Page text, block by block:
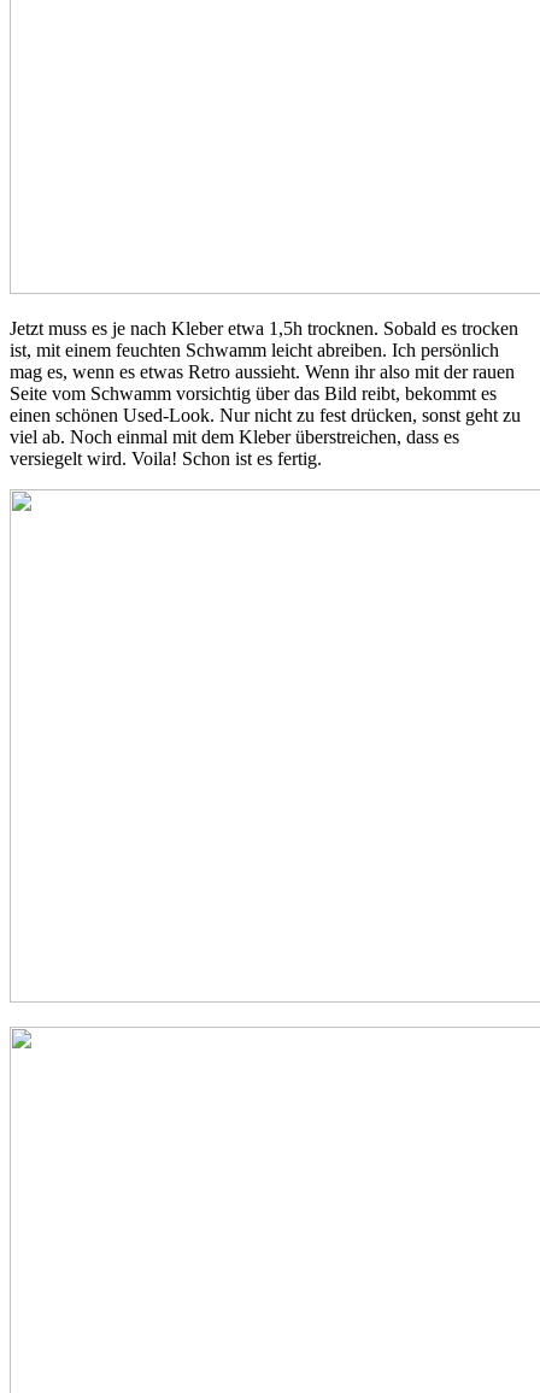
Jetzt muss es je nach Kleber etwa 1,5h trocknen. Sobald es trocken
ist, mit einem feuchten Schwamm leicht abreiben. Ich persönlich
mag es, wenn es etwas Retro aussieht. Wenn ihr also mit der rauen
Seite vom Schwamm vorsichtig über das Bild reibt, bekommt es
einen schönen Used-Look. Nur nicht zu fest drücken, sonst geht zu
viel ab. Noch einmal mit dem Kleber überstreichen, dass es
versiegelt wird. Voila! Schon ist es fertig.